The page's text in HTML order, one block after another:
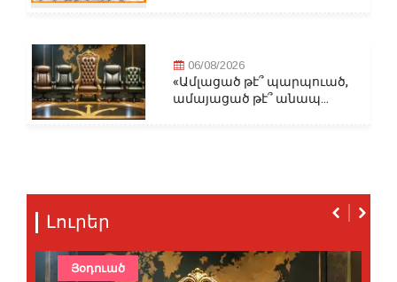
06/08/2026
«Ամլացած թէ՞ պարպուած,
ամայացած թէ՞ անապ...
Լուրեր
Յօդուած